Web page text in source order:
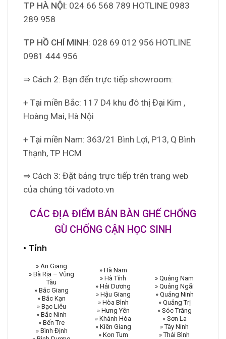
TP HÀ NỘI: 024 66 568 789 HOTLINE 0983
289 958
TP HỒ CHÍ MINH: 028 69 012 956 HOTLINE
0981 444 956
⇒ Cách 2: Bạn đến trực tiếp showroom:
+ Tại miền Bắc: 117 D4 khu đô thị Đại Kim ,
Hoàng Mai, Hà Nội
+ Tại miền Nam: 363/21 Bình Lợi, P13, Q Bình
Thạnh, TP HCM
⇒ Cách 3: Đặt bảng trực tiếp trên trang web
của chúng tôi vadoto.vn
CÁC ĐỊA ĐIỂM BÁN BÀN GHẾ CHỐNG
GÙ CHỐNG CẬN HỌC SINH
• Tỉnh
» An Giang
» Bà Rịa – Vũng
Tàu
» Bắc Giang
» Bắc Kạn
» Bạc Liêu
» Bắc Ninh
» Bến Tre
» Bình Định
» Hà Nam
» Hà Tĩnh
» Hải Dương
» Hậu Giang
» Hòa Bình
» Hưng Yên
» Khánh Hòa
» Kiên Giang
» Kon Tum
» Quảng Nam
» Quảng Ngãi
» Quảng Ninh
» Quảng Trị
» Sóc Trăng
» Sơn La
» Tây Ninh
» Thái Bình